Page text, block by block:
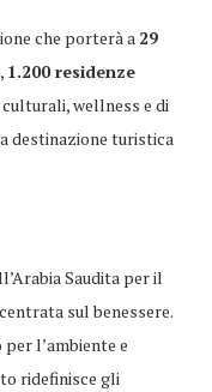
che porterà a 29
, 1.200 residenze
wellness e di
destinazione turistica
Saudita per il
sul benessere.
l’ambiente e
ridefinisce gli